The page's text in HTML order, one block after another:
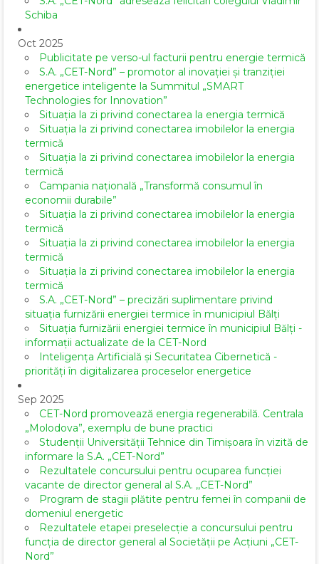
Schiba
Oct 2025
Publicitate pe verso-ul facturii pentru energie termică
S.A. „CET-Nord” – promotor al inovației și tranziției
energetice inteligente la Summitul „SMART
Technologies for Innovation”
Situația la zi privind conectarea la energia termică
Situația la zi privind conectarea imobilelor la energia
termică
Situația la zi privind conectarea imobilelor la energia
termică
Campania națională „Transformă consumul în
economii durabile”
Situația la zi privind conectarea imobilelor la energia
termică
Situația la zi privind conectarea imobilelor la energia
termică
Situația la zi privind conectarea imobilelor la energia
termică
S.A. „CET-Nord” – precizări suplimentare privind
situația furnizării energiei termice în municipiul Bălți
Situația furnizării energiei termice în municipiul Bălți -
informații actualizate de la CET-Nord
Inteligența Artificială și Securitatea Cibernetică -
priorități în digitalizarea proceselor energetice
Sep 2025
CET-Nord promovează energia regenerabilă. Centrala
„Molodova”, exemplu de bune practici
Studenții Universității Tehnice din Timișoara în vizită de
informare la S.A. „CET-Nord”
Rezultatele concursului pentru ocuparea funcției
vacante de director general al S.A. ,,CET-Nord”
Program de stagii plătite pentru femei în companii de
domeniul energetic
Rezultatele etapei preselecție a concursului pentru
funcția de director general al Societăţii pe Acţiuni „CET-
Nord”